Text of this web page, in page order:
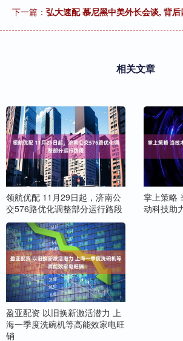
下一篇： 弘大速配 慕尼黑中美外长会谈, 背
相关文章
领航优配 11月29日起，济南公
交576路优化调整部分运行路段
掌上策略
动科技助
盈亚配资 以旧换新激活潜力 上
海一季度洗碗机等高能效家电旺
销